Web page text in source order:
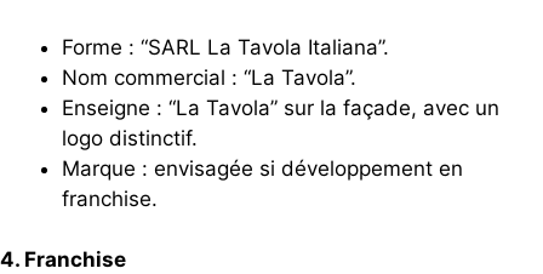
Forme : “SARL La Tavola Italiana”.
Nom commercial : “La Tavola”.
Enseigne : “La Tavola” sur la façade, avec un
logo distinctif.
Marque : envisagée si développement en
franchise.
4. Franchise